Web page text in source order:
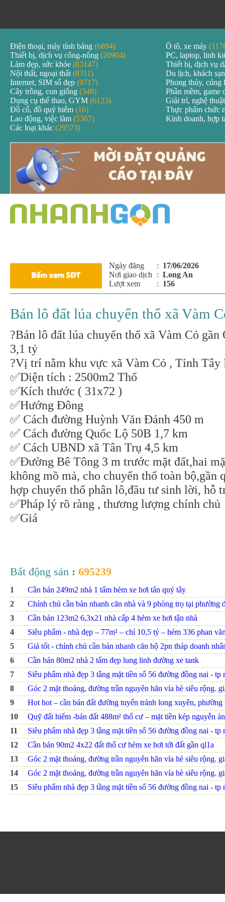
Điện thoại, máy tính bảng (6894) Ô tô, xe máy
Thiết bị, dịch vụ công-nông (20904)
PC, laptop, linh
Làm đẹp, sức khỏe (83147)
Thiết bị, dịch vụ
Nội thất, ngoại thất (8311)
Du lịch, khách
Internet, SIM số đẹp (9717)
Phong thủy, cúng
Cây trồng, con giống (348)
Phần mềm, game
Dụng cụ thể thao, GYM (6123)
Giải trí, nghệ
Đồ cổ, đồ quý hiếm (16)
Thực phẩm chức
Lao động, việc làm (5367)
Kinh doanh, hợp
Các loại khác (29573)
Ngày đăng : 17/06/2026
Nơi giao dịch : Long An
Lượt xem
: 156
Bán lô đất lúa chuyển thổ xã Vàm
?Bán lô đất lúa chuyển thổ xã Vàm Cỏ
3,1 tỷ
?Vị trí nằm khu vực xã Vàm Cỏ , Tỉnh Tây
✅Diện tích : 2500m2 Thổ
✅Kích thước ( 31x72 )
✅Hướng Đông
✅ Cách đường Huỳnh Văn Đảnh 450 m
✅ Cách đường Quốc Lộ 50B 1,7 km
✅ Cách UBND xã Tân Trụ 4,5 km
✅Đường Bê Tông 3 m trước mặt đất,hai
không mồ mả, cho chuyển thổ toàn bộ,gần
hợp chuyển thổ phân lô,đầu tư sinh lời, hỗ
✅Pháp lý rõ ràng , thương lượng chính chủ
✅Giá
Bất động sản : 695239
1
Cần bán 249m2 nhà 1 tấm hẻm xe hơi tân quý tây
2
Chính chủ cần bán nhanh căn nhà và 9 phòng trọ tại phường
3
Cần bán 123m2 6,3x21 nhà cấp 4 hẻm xe hơi tận nhà
4
Siêu phẩm - nhà đẹp – 77m² – chỉ 10,5 tỷ – hẻm 336 phan
5
Giá tốt - chính chủ cần bán nhanh căn hộ 2pn tháp doanh
6
Cần bán 80m2 nhà 2 tấm đẹp lung linh đường xe tank
7
Siêu phẩm nhà đẹp 3 tầng mặt tiền số 56 đường đồng nai - tp
8
Góc 2 mặt thoáng, đường trần nguyên hãn vỉa hè siêu rộng.
9
Hot hot – cần bán đất đường tuyến tránh long xuyên, phường
10
Quỹ đất hiếm -bán đất 488m² thổ cư – mặt tiền kép nguyễn
11
Siêu phẩm nhà đẹp 3 tầng mặt tiền số 56 đường đồng nai - tp
12
Cần bán 90m2 4x22 đất thổ cư hẻm xe hơi tới đất gần ql1a
13
Góc 2 mặt thoáng, đường trần nguyên hãn vỉa hè siêu rộng.
14
Góc 2 mặt thoáng, đường trần nguyên hãn vỉa hè siêu rộng.
15
Siêu phẩm nhà đẹp 3 tầng mặt tiền số 56 đường đồng nai - tp